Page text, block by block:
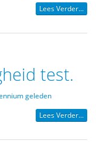
Lees Verder...
test.
geleden
Lees Verder...